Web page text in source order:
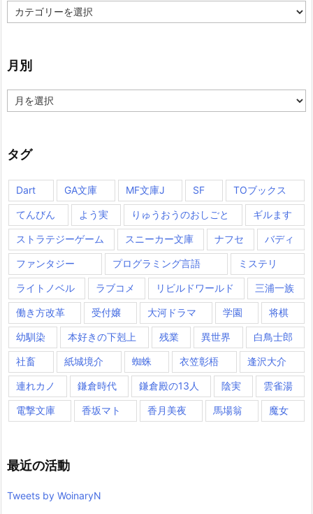
類
月別
別
タグ
Dart GA文庫 MF文庫J SF TOブックス
てんびん よう実 りゅうおうのおしごと ギルます
ストラテジーゲーム スニーカー文庫 ナフセ バディ
ファンタジー プログラミング言語 ミステリ
ライトノベル ラブコメ リビルドワールド 三浦一族
働き方改革 受付嬢 大河ドラマ 学園 将棋
幼馴染 本好きの下剋上 残業 異世界 白鳥士郎
社畜 紙城境介 蜘蛛 衣笠彰梧 逢沢大介
連れカノ 鎌倉時代 鎌倉殿の13人 陰実 雲雀湯
電撃文庫 香坂マト 香月美夜 馬場翁 魔女
最近の活動
Tweets by WoinaryN